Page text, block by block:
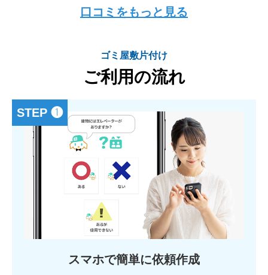
口コミをもっと見る
ゴミ屋敷片付け
ご利用の流れ
STEP ❶
スマホで簡単に依頼作成